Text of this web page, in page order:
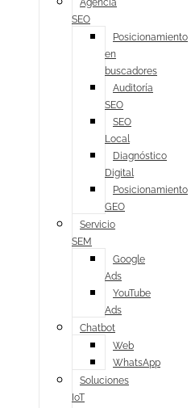
Agencia
SEO
Posicionamiento
en
buscadores
Auditoría
SEO
SEO
Local
Diagnóstico
Digital
Posicionamiento
GEO
Servicio
SEM
Google
Ads
YouTube
Ads
Chatbot
Web
WhatsApp
Soluciones
IoT